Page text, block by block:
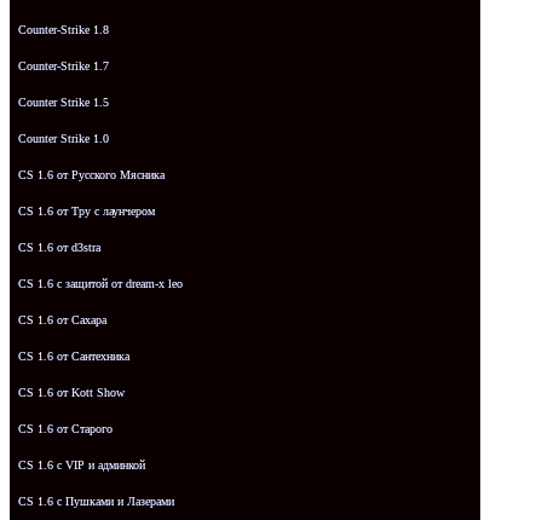
Counter-Strike 1.8
Counter-Strike 1.7
Counter Strike 1.5
Counter Strike 1.0
CS 1.6 от Русского Мясника
CS 1.6 от Tpy с лаунчером
CS 1.6 от d3stra
CS 1.6 с защитой от dream-x leo
CS 1.6 от Сахара
CS 1.6 от Сантехника
CS 1.6 от Kott Show
CS 1.6 от Старого
CS 1.6 с VIP и админкой
CS 1.6 с Пушками и Лазерами